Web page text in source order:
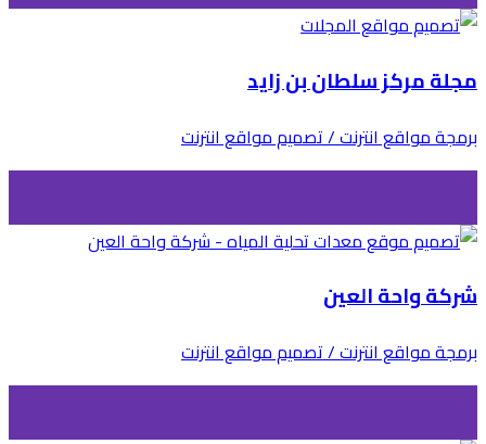
مجلة مركز سلطان بن زايد
برمجة مواقع انترنت / تصميم مواقع انترنت
شركة واحة العين
برمجة مواقع انترنت / تصميم مواقع انترنت